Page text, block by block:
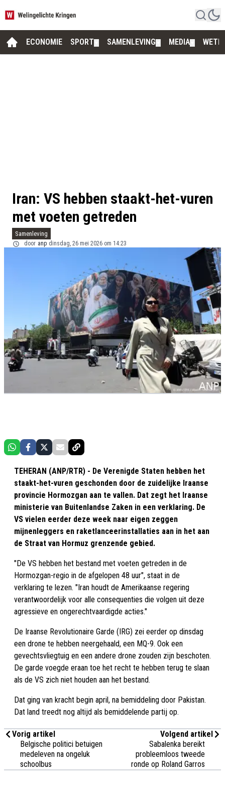
ECONOMIE SPORT SAMENLEVING MEDIA
Iran: VS hebben staakt-het-vuren
met voeten getreden
Samenleving
door anp dinsdag, 26 mei 2026 om 14:23
TEHERAN (ANP/RTR) - De Verenigde Staten hebben het
staakt-het-vuren geschonden door de zuidelijke Iraanse
provincie Hormozgan aan te vallen. Dat zegt het Iraanse
ministerie van Buitenlandse Zaken in een verklaring. De
VS vielen eerder deze week naar eigen zeggen
mijnenleggers en raketlanceerinstallaties aan in het aan
de Straat van Hormuz grenzende gebied.
"De VS hebben het bestand met voeten getreden in de
Hormozgan-regio in de afgelopen 48 uur", staat in de
verklaring te lezen. "Iran houdt de Amerikaanse regering
verantwoordelijk voor alle consequenties die volgen uit deze
agressieve en ongerechtvaardigde acties."
De Iraanse Revolutionaire Garde (IRG) zei eerder op dinsdag
een drone te hebben neergehaald, een MQ-9. Ook een
gevechtsvliegtuig en een andere drone zouden zijn beschoten.
De garde voegde eraan toe het recht te hebben terug te slaan
als de VS zich niet houden aan het bestand.
Dat ging van kracht begin april, na bemiddeling door Pakistan.
Dat land treedt nog altijd als bemiddelende partij op.
Vorig artikel
Belgische politici betuigen
medeleven na ongeluk
schoolbus
Volgend artikel
Sabalenka bereikt
probleemloos tweede
ronde op Roland Garros